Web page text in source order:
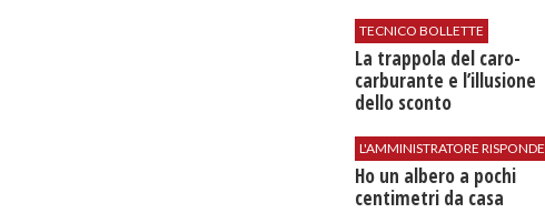
TECNICO BOLLETTE
​La trappola del caro-
carburante e l’illusione
dello sconto
L'AMMINISTRATORE RISPONDE
Ho un albero a pochi
centimetri da casa